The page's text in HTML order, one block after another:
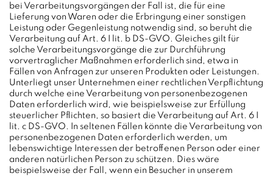
bei Verarbeitungsvorgängen der Fall ist, die für eine
Lieferung von Waren oder die Erbringung einer sonstigen
Leistung oder Gegenleistung notwendig sind, so beruht die
Verarbeitung auf Art. 6 I lit. b DS-GVO. Gleiches gilt für
solche Verarbeitungsvorgänge die zur Durchführung
vorvertraglicher Maßnahmen erforderlich sind, etwa in
Fällen von Anfragen zur unseren Produkten oder Leistungen.
Unterliegt unser Unternehmen einer rechtlichen Verpflichtung
durch welche eine Verarbeitung von personenbezogenen
Daten erforderlich wird, wie beispielsweise zur Erfüllung
steuerlicher Pflichten, so basiert die Verarbeitung auf Art. 6 I
lit. c DS-GVO. In seltenen Fällen könnte die Verarbeitung von
personenbezogenen Daten erforderlich werden, um
lebenswichtige Interessen der betroffenen Person oder einer
anderen natürlichen Person zu schützen. Dies wäre
beispielsweise der Fall, wenn ein Besucher in unserem